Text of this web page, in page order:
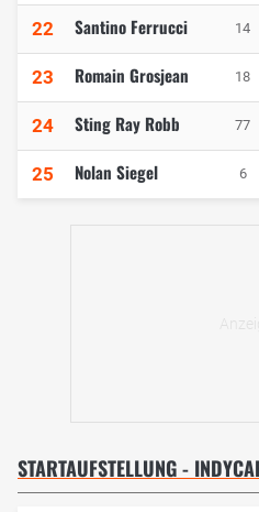
22 Santino Ferrucci 14
23 Romain Grosjean 18
24 Sting Ray Robb 77
25 Nolan Siegel 6
STARTAUFSTELLUNG -